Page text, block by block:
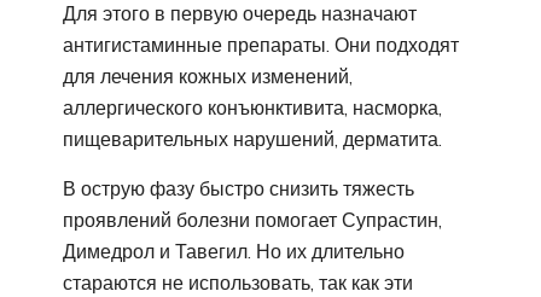
Для этого в первую очередь назначают
антигистаминные препараты. Они подходят
для лечения кожных изменений,
аллергического конъюнктивита, насморка,
пищеварительных нарушений, дерматита.
В острую фазу быстро снизить тяжесть
проявлений болезни помогает Супрастин,
Димедрол и Тавегил. Но их длительно
стараются не использовать, так как эти